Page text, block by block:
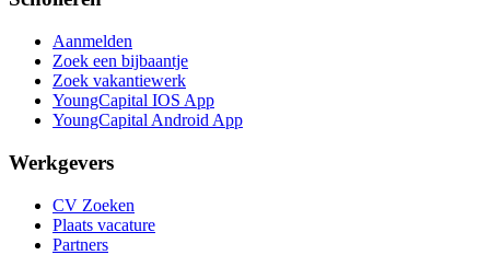
Aanmelden
Zoek een bijbaantje
Zoek vakantiewerk
YoungCapital IOS App
YoungCapital Android App
Werkgevers
CV Zoeken
Plaats vacature
Partners